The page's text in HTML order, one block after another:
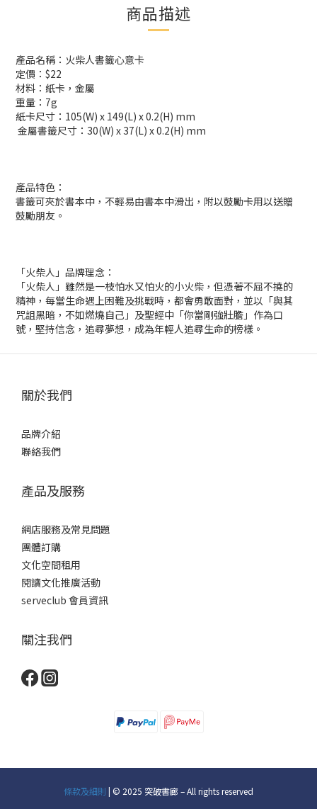
商品描述
產品名稱：火柴人書籤心意卡
定價：$22
材料：紙卡，金屬
重量：7g
紙卡尺寸：105(W) x 149(L) x 0.2(H) mm
金屬書籤尺寸：30(W) x 37(L) x 0.2(H) mm
產品特色：
書籤可夾於書本中，不輕易由書本中滑出，附以鼓勵卡用以送贈
鼓勵朋友。
「火柴人」品牌理念：
「火柴人」雖然是一枝怕水又怕火的小火柴，但憑著不屈不撓的
精神，每當生命遇上困難及挑戰時，都會勇敢面對，並以「與其
咒詛黑暗，不如燃燒自己」及聖經中「你當剛強壯膽」作為口
號，堅持信念，追尋夢想，成為年輕人追尋生命的榜樣。
關於我們
品牌介紹
聯絡我們
產品及服務
網店服務及常見問題
團體訂購
文化空間租用
閱讀文化推廣活動
serveclub 會員資訊
關注我們
條款及細則 | © 2025 突破書廊 – All rights reserved